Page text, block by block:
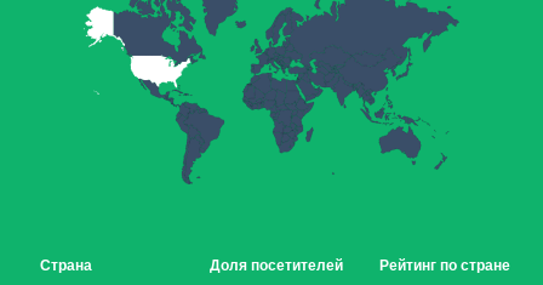
Страна Доля посетителей Рейтинг по стране